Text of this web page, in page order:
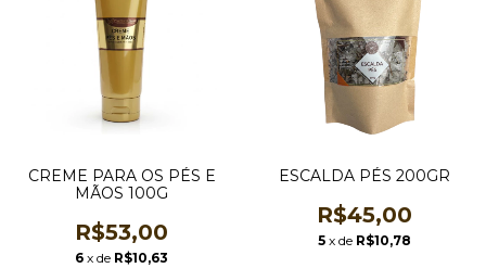
CREME PARA OS PÉS E
MÃOS 100G
R$53,00
6 x de R$10,63
ESCALDA PÉS 200GR
R$45,00
5 x de R$10,78